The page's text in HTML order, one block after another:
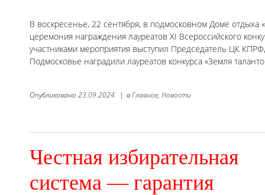
В воскресенье, 22 сентября, в подмосковном Доме
церемония награждения лауреатов XI Всероссийского
участниками мероприятия выступил Председатель ЦК
Подмосковье наградили лауреатов конкурса «Земля
Опубликовано 23.09.2024 | вГлавное, Новости
Честная избирательная
система — гарантия